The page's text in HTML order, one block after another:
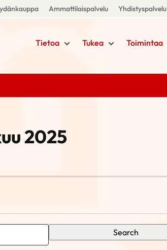
Ammattilaispalvelu Yhdistyspalvelu
Tietoa Tukea Toimintaa
2025
Search